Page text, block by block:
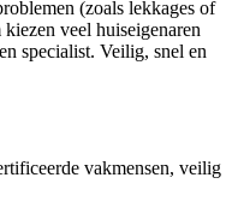
(zoals lekkages of
veel huiseigenaren
specialist. Veilig, snel en
vakmensen, veilig